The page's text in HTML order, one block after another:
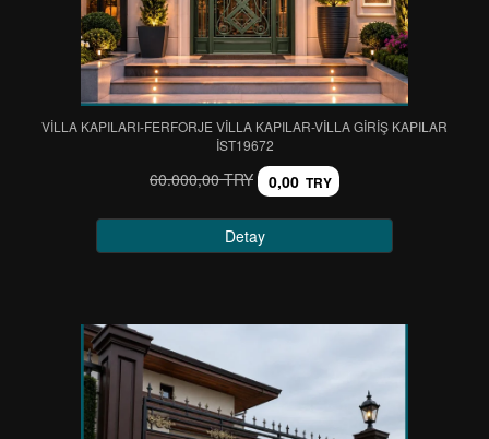
VİLLA KAPILARI-FERFORJE VİLLA KAPILAR-VİLLA GİRİŞ KAPILAR
IST19672
60.000,00 TRY 0,00 TRY
Detay